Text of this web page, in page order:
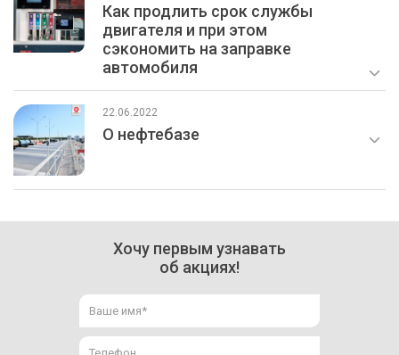
Как продлить срок службы
двигателя и при этом
сэкономить на заправке
автомобиля
22.06.2022
О нефтебазе
Хочу первым узнавать
об акциях!